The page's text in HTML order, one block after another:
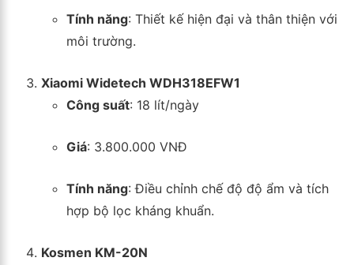
Tính năng: Thiết kế hiện đại và thân thiện với
môi trường.
Xiaomi Widetech WDH318EFW1
Công suất: 18 lít/ngày
Giá: 3.800.000 VNĐ
Tính năng: Điều chỉnh chế độ độ ẩm và tích
hợp bộ lọc kháng khuẩn.
Kosmen KM-20N